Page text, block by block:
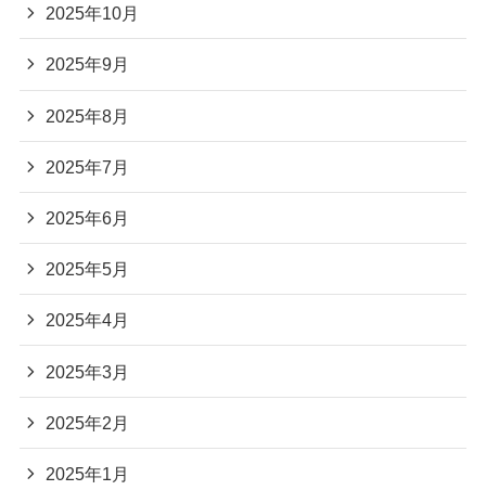
2025年10月
2025年9月
2025年8月
2025年7月
2025年6月
2025年5月
2025年4月
2025年3月
2025年2月
2025年1月